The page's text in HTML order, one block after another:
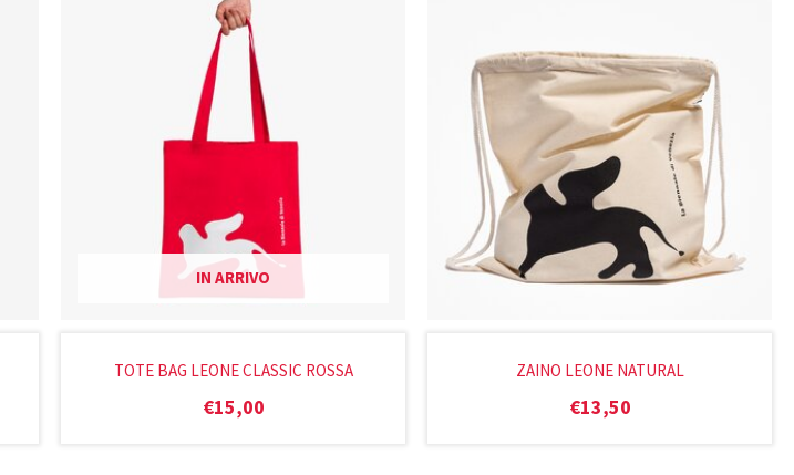
IN ARRIVO
TOTE BAG LEONE CLASSIC ROSSA
€15,00
ZAINO LEONE NATURAL
€13,50